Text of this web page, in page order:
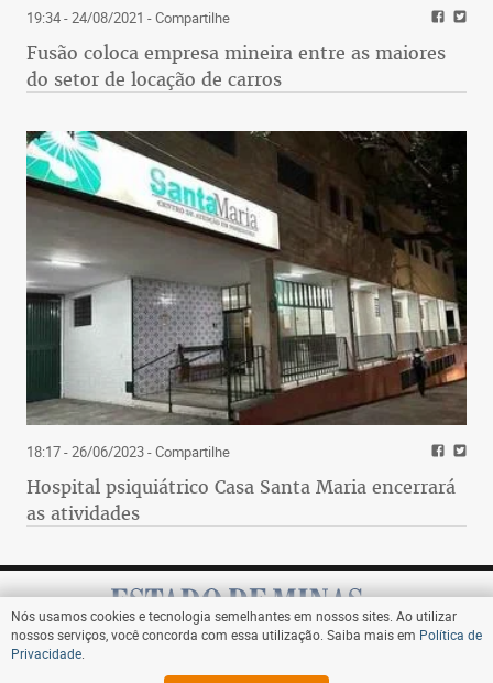
19:34 - 24/08/2021 - Compartilhe
Fusão coloca empresa mineira entre as maiores
do setor de locação de carros
18:17 - 26/06/2023- Compartilhe
Hospital psiquiátrico Casa Santa Maria encerrará
as atividades
Assine
Nós usamos cookies e tecnologia semelhantes em nossos sites. Ao utilizar
nossos serviços, você concorda com essa utilização. Saiba mais em Política de
Privacidade